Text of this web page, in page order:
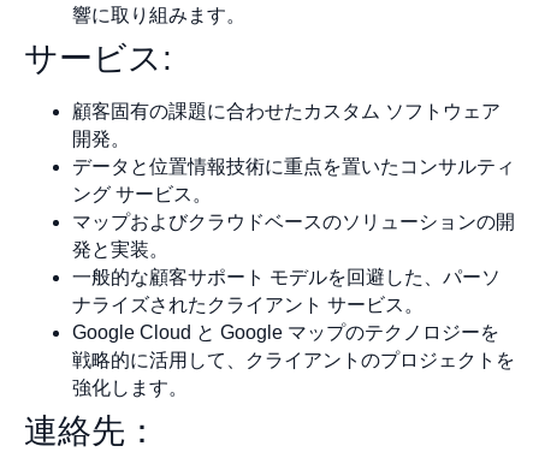
響に取り組みます。
サービス:
顧客固有の課題に合わせたカスタム ソフトウェア
開発。
データと位置情報技術に重点を置いたコンサルティ
ング サービス。
マップおよびクラウドベースのソリューションの開
発と実装。
一般的な顧客サポート モデルを回避した、パーソ
ナライズされたクライアント サービス。
Google Cloud と Google マップのテクノロジーを
戦略的に活用して、クライアントのプロジェクトを
強化します。
連絡先：